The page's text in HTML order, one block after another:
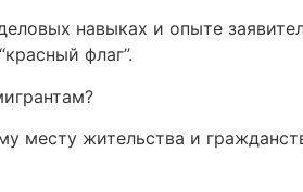
навыках и опыте
флаг”.
месту жительства и